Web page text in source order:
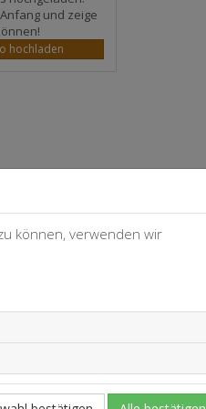
und zeige
hochladen
37
können, verwenden wir